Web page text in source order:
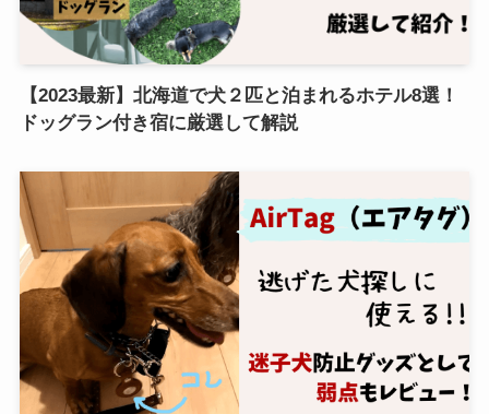
【2023最新】北海道で犬２匹と泊まれるホテル8選！
ドッグラン付き宿に厳選して解説